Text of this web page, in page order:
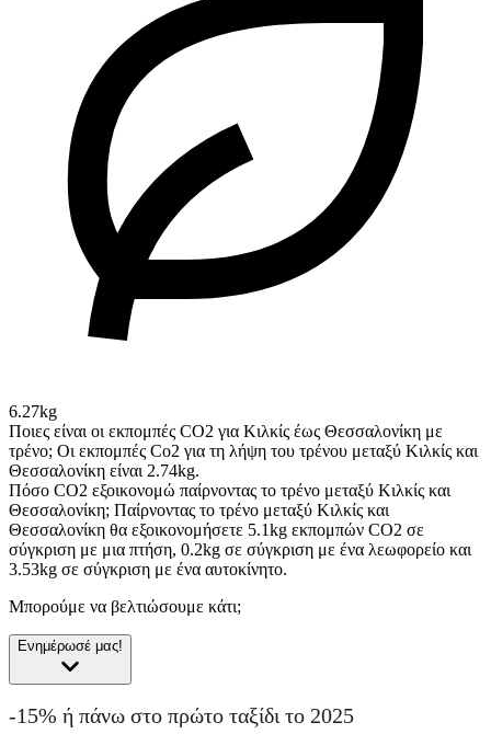
6.27kg
Ποιες είναι οι εκπομπές CO2 για Κιλκίς έως Θεσσαλονίκη με
τρένο; Οι εκπομπές Co2 για τη λήψη του τρένου μεταξύ Κιλκίς και
Θεσσαλονίκη είναι 2.74kg.
Πόσο CO2 εξοικονομώ παίρνοντας το τρένο μεταξύ Κιλκίς και
Θεσσαλονίκη; Παίρνοντας το τρένο μεταξύ Κιλκίς και
Θεσσαλονίκη θα εξοικονομήσετε 5.1kg εκπομπών CO2 σε
σύγκριση με μια πτήση, 0.2kg σε σύγκριση με ένα λεωφορείο και
3.53kg σε σύγκριση με ένα αυτοκίνητο.
Μπορούμε να βελτιώσουμε κάτι;
Ενημέρωσέ μας!
-15% ή πάνω στο πρώτο ταξίδι το 2025